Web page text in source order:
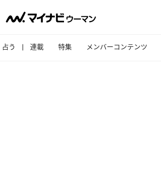
占う 連載 特集 メンバーコンテンツ